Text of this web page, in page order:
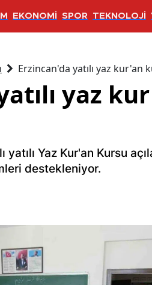
EKONOMİ SPOR TEKNOLOJİ
Erzincan'da yatılı yaz kur'an
yaz
Yaz Kur'an Kursu
destekleniyor.